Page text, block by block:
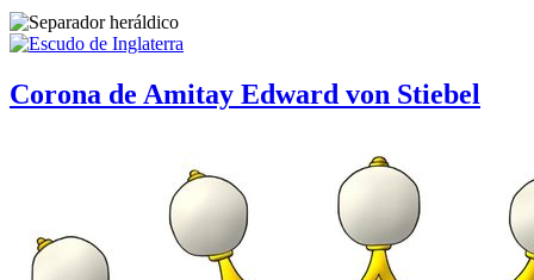
Corona de Amitay Edward von Stiebel